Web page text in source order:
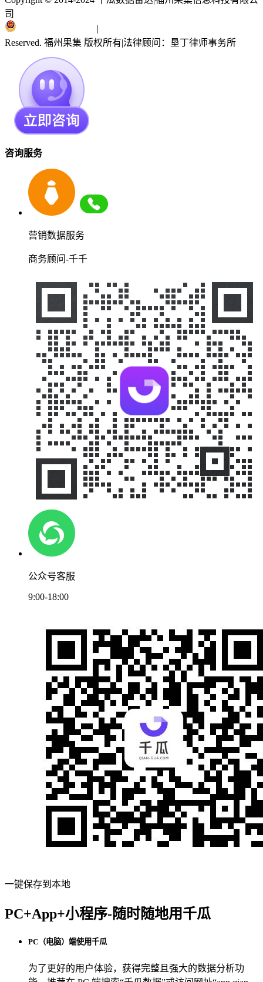
司
|
Reserved. 福州果集 版权所有|法律顾问：垦丁律师事务所
咨询服务
营销数据服务
商务顾问-千千
公众号客服
9:00-18:00
一键保存到本地
PC+App+小程序-随时随地用千瓜
PC（电脑）端使用千瓜
为了更好的用户体验，获得完整且强大的数据分析功